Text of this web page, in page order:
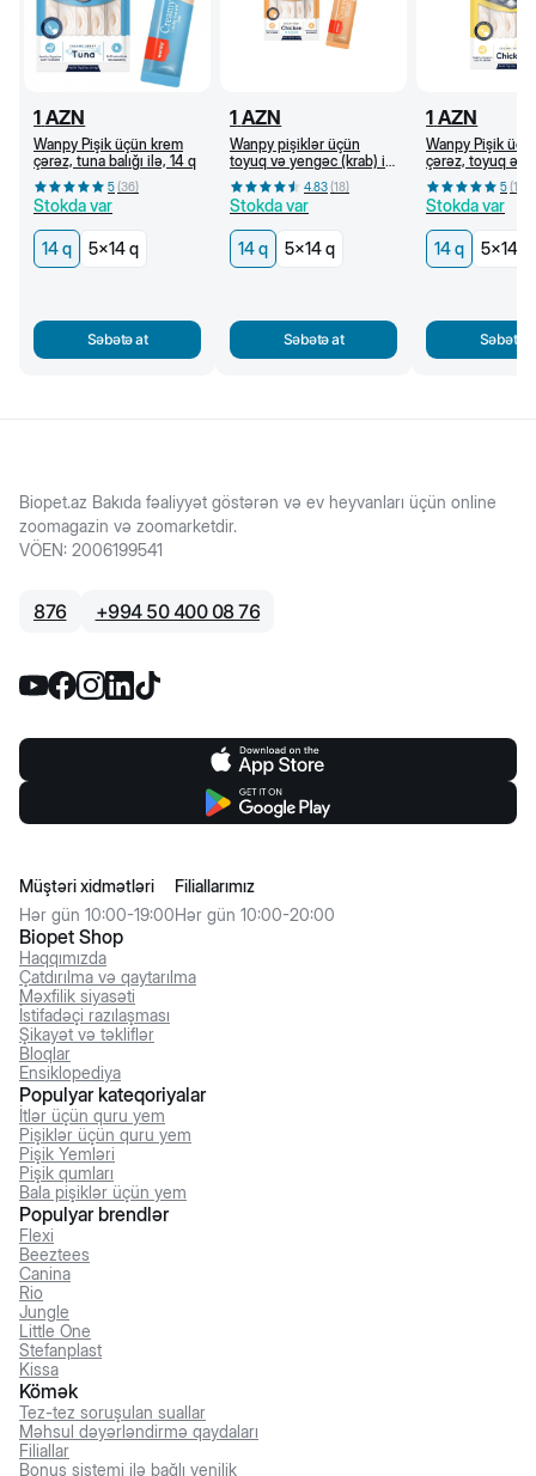
1 AZN
Wanpy Pişik üçün krem
çərəz, tuna balığı ilə, 14 q
5(36)
Stokda var
14 q 5x14 q
Səbətə at
1 AZN
Wanpy pişiklər üçün
toyuq və yengəc (krab) ilə
krem çərəz, 14 q
4.83(18)
Stokda var
14 q 5x14 q
Səbətə at
1 AZN
Wanpy Pişik
çərəz, toyuq əti
5(18
Stokda var
14 q 5x14 q
Səbətə
Biopet.az Bakıda fəaliyyət göstərən və ev heyvanları üçün online
zoomagazin və zoomarketdir.
VÖEN: 2006199541
876 +994 50 400 08 76
Biopet Shop
Haqqımızda
Çatdırılma və qaytarılma
Məxfilik siyasəti
İstifadəçi razılaşması
Şikayət və təkliflər
Bloqlar
Ensiklopediya
Müştəri xidmətləri
Hər gün 10:00-19:00
Filiallarımız
Hər gün 10:00-20:00
Populyar kateqoriyalar
İtlər üçün quru yem
Pişiklər üçün quru yem
Pişik Yemləri
Pişik qumları
Bala pişiklər üçün yem
Populyar brendlər
Flexi
Beeztees
Canina
Rio
Jungle
Little One
Stefanplast
Kissa
Kömək
Tez-tez soruşulan suallar
Məhsul dəyərləndirmə qaydaları
Filiallar
Bonus sistemi ilə bağlı yenilik